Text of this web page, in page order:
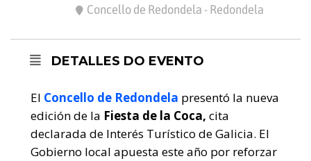
Concello de Redondela - Redondela
DETALLES DO EVENTO
El Concello de Redondela presentó la nueva
edición de la Fiesta de la Coca, cita
declarada de Interés Turístico de Galicia. El
Gobierno local apuesta este año por reforzar